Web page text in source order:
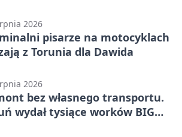
2026
pisarze na motocyklach
z Torunia dla Dawida
2026
bez własnego transportu.
wydał tysiące worków BIG